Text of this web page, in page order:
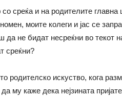
среќа и на родителите
моите колеги и јас се
да не бидат несреќни во текот
среќни?
родителско искуство, кога
му каже дека нејзината